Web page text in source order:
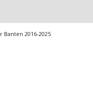
Banten 2016-2025